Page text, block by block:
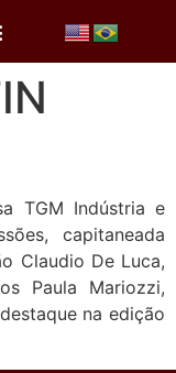
TGM Indústria e
capitaneada
Claudio De Luca,
Paula Mariozzi,
na edição